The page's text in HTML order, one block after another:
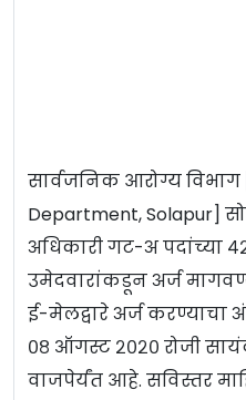
सार्वजनिक आरोग्य विभाग
Department, Solapur]
अधिकारी गट-अ पदांच्या
उमेदवारांकडून अर्ज
ई-मेलद्वारे अर्ज करण्याचा
०८ ऑगस्ट २०२० रोजी
वाजपेर्यंत आहे. सविस्तर